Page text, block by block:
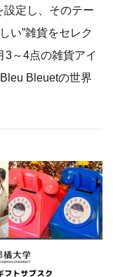
定し、そのテー
い”雑貨をセレク
3～4点の雑貨アイ
Bleuetの世界